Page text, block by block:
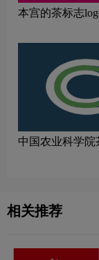
本宫的茶标志
中国农业科学院
相关推荐